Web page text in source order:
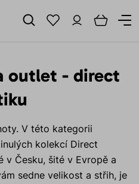
outlet - direct
V této kategorii
kolekcí Direct
v Česku, šité v Evropě a
sedne velikost a střih, je